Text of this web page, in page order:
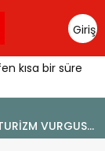
Giriş
Yap
kısa bir süre
YENİ BİR DİN: